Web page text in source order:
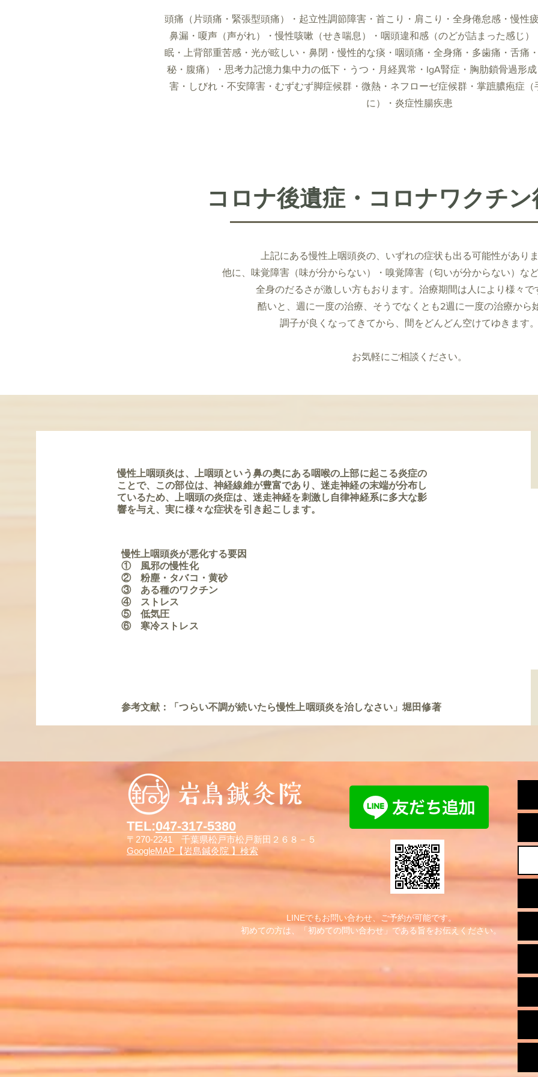
頭痛（片頭痛・緊張型頭痛）・起立性調節障害・首こり・肩こり・全身倦怠感・慢性
鼻漏・嗄声（声がれ）・慢性咳嗽（せき喘息）・咽頭違和感（のどが詰まった感じ
眠・上背部重苦感・光が眩しい・鼻閉・慢性的な痰・咽頭痛・全身痛・多歯痛・舌痛
秘・腹痛）・思考力記憶力集中力の低下・うつ・月経異常・IgA腎症・胸肋鎖骨過形
害・しびれ・不安障害・むずむず脚症候群・微熱・ネフローゼ症候群・掌蹠膿疱症
に）・炎症性腸疾患
コロナ後遺症・コロナワクチン
上記にある慢性上咽頭炎の、いずれの症状も出る可能性があり
他に、味覚障害（味が分からない）・嗅覚障害（匂いが分からない）な
全身のだるさが激しい方もおります。治療期間は人により様々で
酷いと、週に一度の治療、そうでなくとも2週に一度の治療から
調子が良くなってきてから、間をどんどん空けてゆきます
​お気軽にご相談ください。
About
慢性上咽頭炎は、上咽頭という鼻の奥にある咽喉の上部に起こる炎症の
ことで、 ​この部位は、神経線維が豊富であり、迷走神経の末端が分布し
ているため、上咽頭の炎症は、迷走神経を刺激し自律神経系に多大な影
響を与え、実に様々な症状を引き起こします。
慢性上咽頭炎が悪化する要因
① 風邪の慢性化
② 粉塵・タバコ・黄砂
③ ある種のワクチン
④ ストレス
⑤ 低気圧
​⑥ 寒冷ストレス
参考文献：「つらい不調が続いたら慢性上咽頭炎を治しなさい」堀田修著
TEL:047-317-5380
〒270-2241 千葉県松戸市松戸新田２６８－５
GoogleMAP【岩島鍼灸院 】検索
LINEでもお問い合わせ、ご予約が可能です。
​初めての方は、「初めての問い合わせ」である旨をお伝えください。